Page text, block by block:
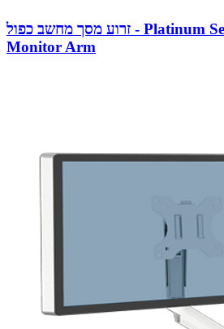
זרוע מסך מחשב כפול - Platinum Series Dual Stacking
Monitor Arm